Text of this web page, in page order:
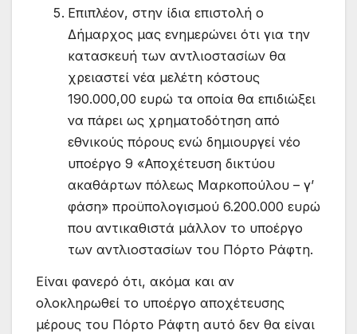
Επιπλέον, στην ίδια επιστολή ο
Δήμαρχος μας ενημερώνει ότι για την
κατασκευή των αντλιοστασίων θα
χρειαστεί νέα μελέτη κόστους
190.000,00 ευρώ τα οποία θα επιδιώξει
να πάρει ως χρηματοδότηση από
εθνικούς πόρους ενώ δημιουργεί νέο
υποέργο 9 «Αποχέτευση δικτύου
ακαθάρτων πόλεως Μαρκοπούλου – γ’
φάση» προϋπολογισμού 6.200.000 ευρώ
που αντικαθιστά μάλλον το υποέργο
των αντλιοστασίων του Πόρτο Ράφτη.
Είναι φανερό ότι, ακόμα και αν
ολοκληρωθεί το υποέργο αποχέτευσης
μέρους του Πόρτο Ράφτη αυτό δεν θα είναι